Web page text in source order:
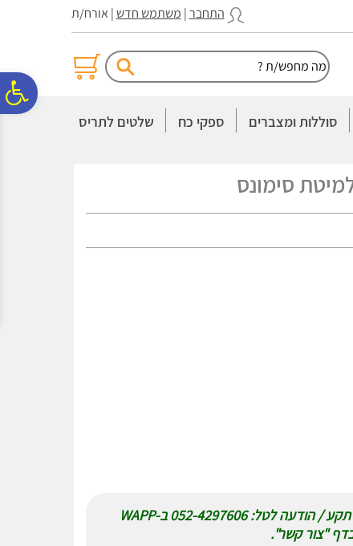
נגישות
אתר
המרכזי
התחבר| משתמש חדש| אורח/ת
סוללות ומצברים ספקי כח שלטים לתריס
סימונס
נא לשלוח תמונה של שלט למיטה מקורי עם תקע / הודעה לטל: 052-4297606 ב-WAPP
"צור קשר".